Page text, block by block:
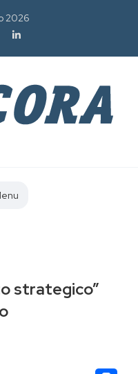
2026
strategico”